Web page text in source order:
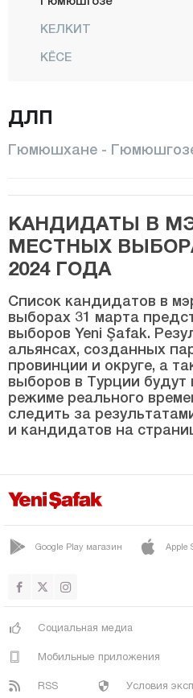
КЕЛКИТ
КЁСЕ
Центр
ШИРАН
СЁГЮТЛЮ
ТОРУЛ
Унлупынар
Есильбук
Хаккяри
Хатай
Ыгдыр
Ыспарта
Карабюк
Караман
Кайсери
ДЛП
Гюмюшхане -
КАНДИДАТЫ В
МЕСТНЫХ
2024 ГОДА
Список кандидатов в
выборах 31 марта
выборов Yeni Şafak.
альянсах, созданных
провинции и округе, а
выборов в Турции будут
режиме реального
следить за
и кандидатов на
Google Play магазин Apple
Социальная медиа
Мобильные приложения
RSS Условия